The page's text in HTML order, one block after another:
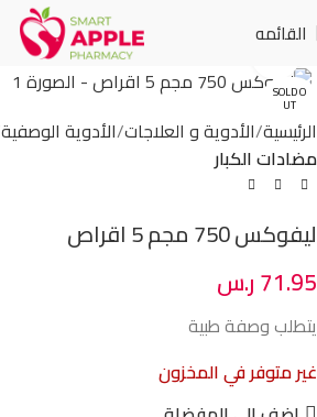
القائمه
SOLD O
UT
الرئيسية الأدوية و العلاجات الأدوية الوصفية
مضادات الكبار
ليفوكس 750 مجم 5 اقراص
71.95ر.س
يتطلب وصفة طبية
غير متوفر في المخزون